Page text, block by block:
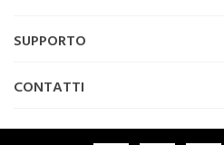
SUPPORTO
CONTATTI